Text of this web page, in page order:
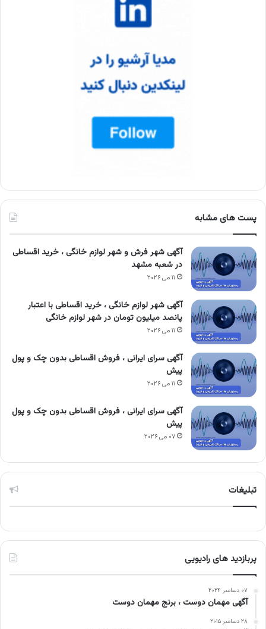
پست های مشابه
آگهی شهر فرش و شهر لوازم خانگی ، خرید اقساطی
در شعبه مشهد
۱۱ می ۲۰۲۶
آگهی شهر لوازم خانگی ، خرید اقساطی با اعتبار
پانصد میلیون تومان در شهر لوازم خانگی
۱۱ می ۲۰۲۶
آگهی سرای ایرانی ، فروش اقساطی بدون چک و پول
پیش
۱۱ می ۲۰۲۶
آگهی سرای ایرانی ، فروش اقساطی بدون چک و پول
پیش
۰۷ می ۲۰۲۶
تبلیغات
پربازدید های رادیویی
۰۷ دسامبر ۲۰۲۴
آگهی مهمان دوست ، برنج مهمان دوست
۲۸ دسامبر ۲۰۱۵